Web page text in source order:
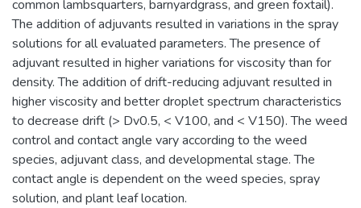
common lambsquarters, barnyardgrass, and green foxtail).
The addition of adjuvants resulted in variations in the spray
solutions for all evaluated parameters. The presence of
adjuvant resulted in higher variations for viscosity than for
density. The addition of drift-reducing adjuvant resulted in
higher viscosity and better droplet spectrum characteristics
to decrease drift (> Dv0.5, < V100, and < V150). The weed
control and contact angle vary according to the weed
species, adjuvant class, and developmental stage. The
contact angle is dependent on the weed species, spray
solution, and plant leaf location.